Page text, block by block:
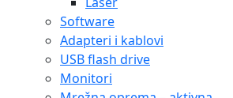
Software
Adapteri i kablovi
USB flash drive
Monitori